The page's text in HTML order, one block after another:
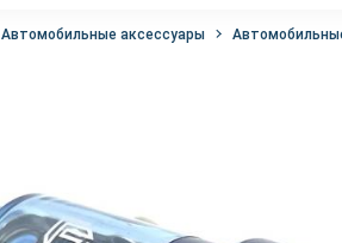
Автомобильные аксессуары